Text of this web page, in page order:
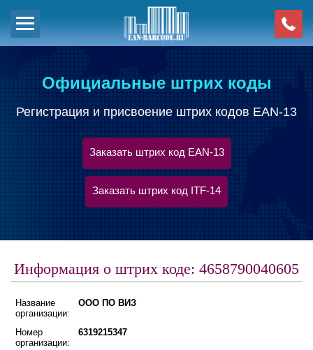
Официальные штрих коды
Регистрация и присвоение штрих кодов EAN-13
Заказать штрих код EAN-13
Заказать штрих код ITF-14
Информация о штрих коде: 4658790040605
Название
организации:
ООО ПО ВИЗ
Номер
организации:
6319215347